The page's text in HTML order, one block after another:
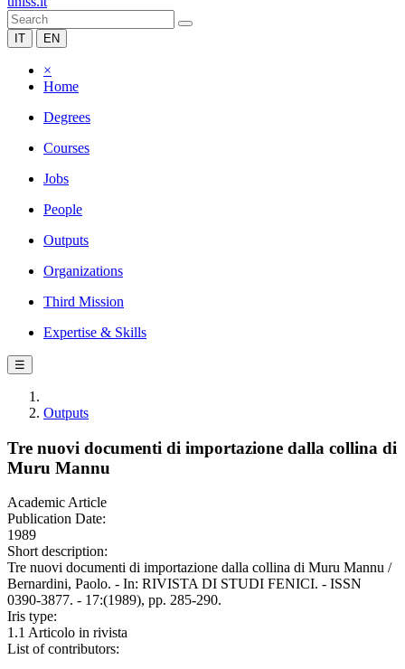
IT EN
×
Home
Degrees
Courses
Jobs
People
Outputs
Organizations
Third Mission
Expertise & Skills
☰
Outputs
Tre nuovi documenti di importazione dalla collina di
Muru Mannu
Academic Article
Publication Date:
1989
Short description:
Tre nuovi documenti di importazione dalla collina di Muru Mannu /
Bernardini, Paolo. - In: RIVISTA DI STUDI FENICI. - ISSN
0390-3877. - 17:(1989), pp. 285-290.
Iris type:
1.1 Articolo in rivista
List of contributors: